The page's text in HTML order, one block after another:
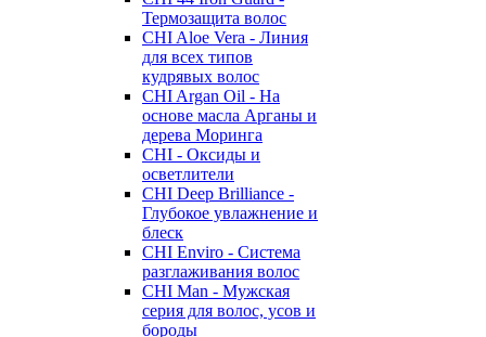
Термозащита волос
CHI Aloe Vera - Линия
для всех типов
кудрявых волос
CHI Argan Oil - На
основе масла Арганы и
дерева Моринга
CHI - Оксиды и
осветлители
CHI Deep Brilliance -
Глубокое увлажнение и
блеск
CHI Enviro - Система
разглаживания волос
CHI Man - Мужская
серия для волос, усов и
бороды